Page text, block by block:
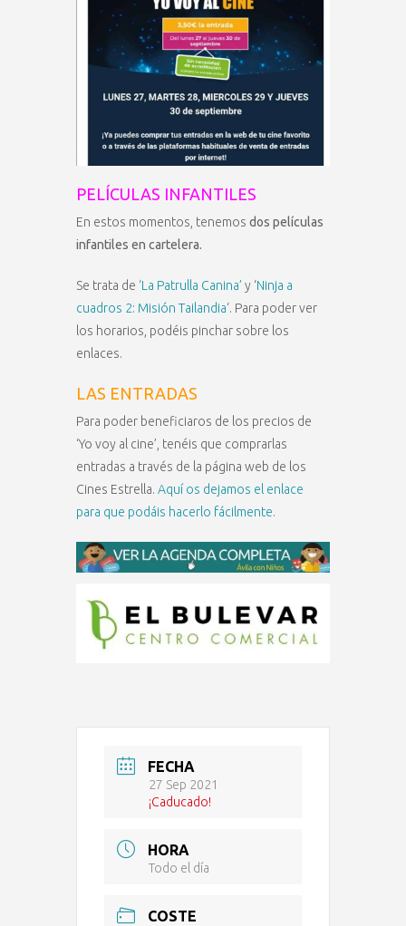
PELÍCULAS INFANTILES
En estos momentos, tenemos dos películas
infantiles en cartelera.
Se trata de ‘La Patrulla Canina’ y ‘Ninja a
cuadros 2: Misión Tailandia‘. Para poder ver
los horarios, podéis pinchar sobre los
enlaces.
LAS ENTRADAS
Para poder beneficiaros de los precios de
‘Yo voy al cine’, tenéis que comprarlas
entradas a través de la página web de los
Cines Estrella. Aquí os dejamos el enlace
para que podáis hacerlo fácilmente.
FECHA
27 Sep 2021
¡Caducado!
HORA
Todo el día
COSTE